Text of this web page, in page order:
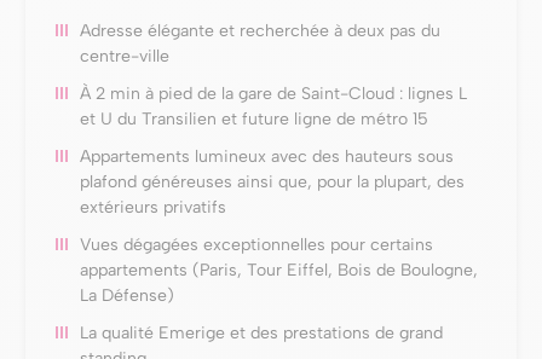
Adresse élégante et recherchée à deux pas du
centre-ville
À 2 min à pied de la gare de Saint-Cloud : lignes L
et U du Transilien et future ligne de métro 15
Appartements lumineux avec des hauteurs sous
plafond généreuses ainsi que, pour la plupart, des
extérieurs privatifs
Vues dégagées exceptionnelles pour certains
appartements (Paris, Tour Eiffel, Bois de Boulogne,
La Défense)
La qualité Emerige et des prestations de grand